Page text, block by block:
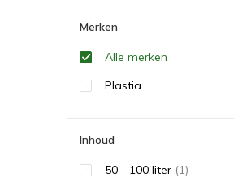
Merken
Alle merken
Plastia
Inhoud
50 - 100 liter (1)